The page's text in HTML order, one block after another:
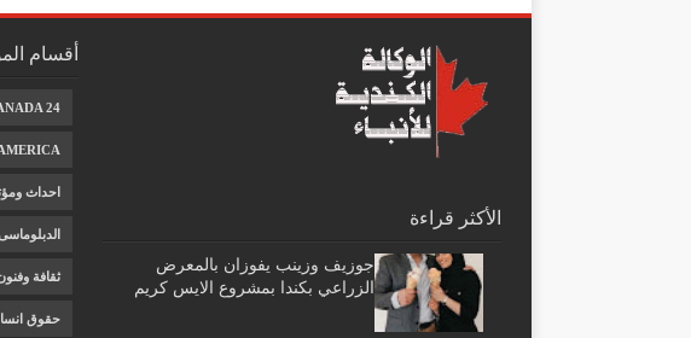
الأكثر قراءة
جوزيف وزينب يفوزان بالمعرض
الزراعي بكندا بمشروع الايس كريم
أقسام
24
احداث
ثقافة
حقوق